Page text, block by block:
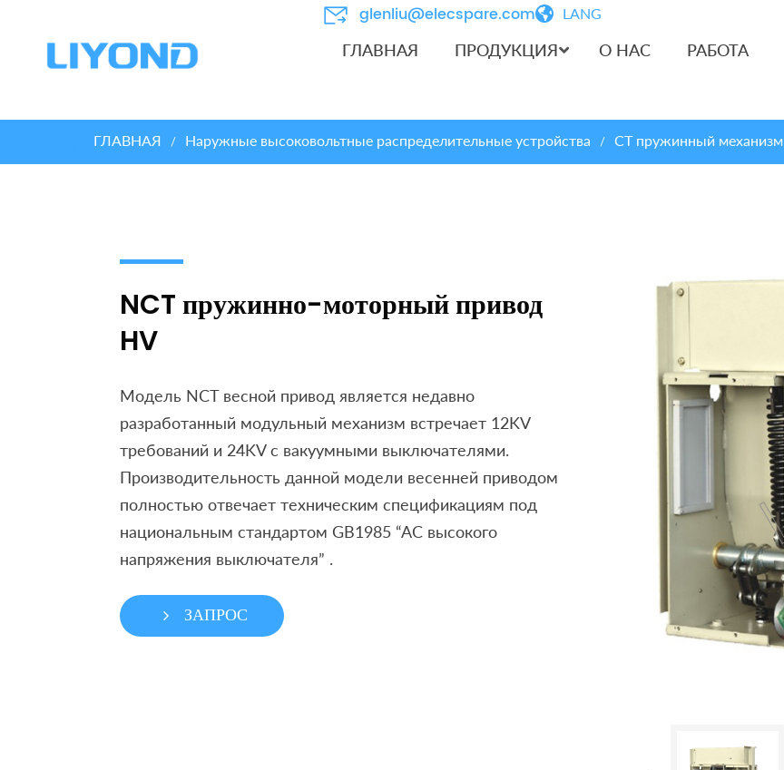
glenliu@elecspare.com LANG
ГЛАВНАЯ ПРОДУКЦИЯ О НАС РАБОТА
ГЛАВНАЯ / Наружные высоковольтные распределительные устройства / CT пружинный механизм
NCT пружинно-моторный привод
HV
Модель NCT весной привод является недавно
разработанный модульный механизм встречает 12KV
требований и 24KV с вакуумными выключателями.
Производительность данной модели весенней приводом
полностью отвечает техническим спецификациям под
национальным стандартом GB1985 “AC высокого
напряжения выключателя” .
ЗАПРОС